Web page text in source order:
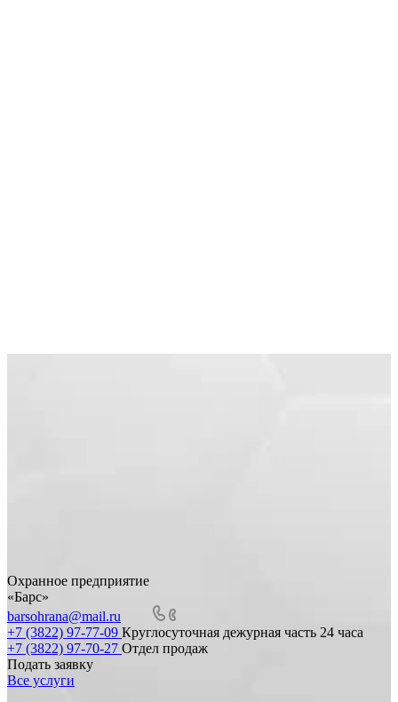
Охранное предприятие
«Барс»
barsohrana@mail.ru
+7 (3822) 97-77-09 Круглосуточная дежурная часть 24 часа
+7 (3822) 97-70-27 Отдел продаж
Подать заявку
Все услуги